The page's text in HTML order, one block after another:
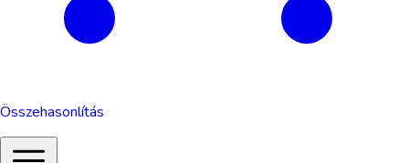
Összehasonlítás